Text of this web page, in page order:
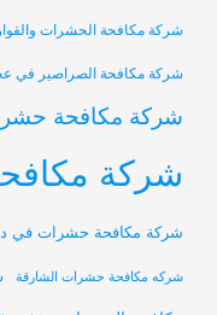
شركة مكافحة الحشرات
شركة مكافحة الصراصير في
شركة مكافحة
شركة
شركة مكافحة حشرات في
شركه مكافحة حشرات الشارقة